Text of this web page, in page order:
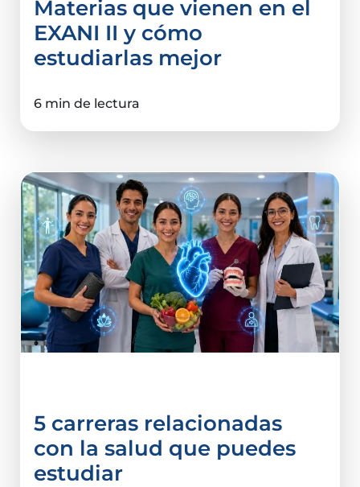
Materias que vienen en el
EXANI II y cómo
estudiarlas mejor
6 min de lectura
5 carreras relacionadas
con la salud que puedes
estudiar